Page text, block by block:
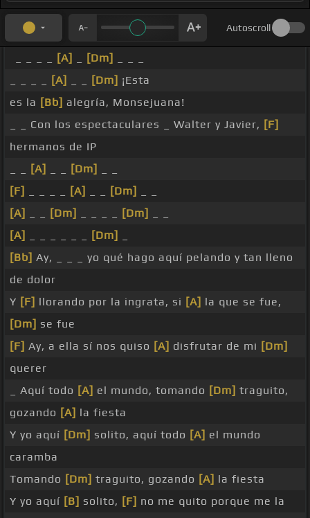
Autoscroll
[A] [Dm]
[A] [Dm] ¡Esta
es la [Bb] alegría, Monsejuana!
_ _ Con los espectaculares _ Walter y Javier, [F]
hermanos de IP
[A] [Dm]
[F]
[A] [Dm]
[A]
[Dm] [Dm]
[A]
[Dm]
[Bb] Ay, _ _ _ yo qué hago aquí pelando y tan lleno
de dolor
Y [F] llorando por la ingrata, si [A] la que se fue,
[Dm] se fue
[F] Ay, a ella sí nos quiso [A] disfrutar de mi [Dm]
querer
_ Aquí todo [A] el mundo, tomando [Dm] traguito,
gozando [A] la fiesta
Y yo aquí [Dm] solito, aquí todo [A] el mundo
caramba
Tomando [Dm] traguito, gozando [A] la fiesta
Y yo aquí [B] solito, [F] no me quito porque me la